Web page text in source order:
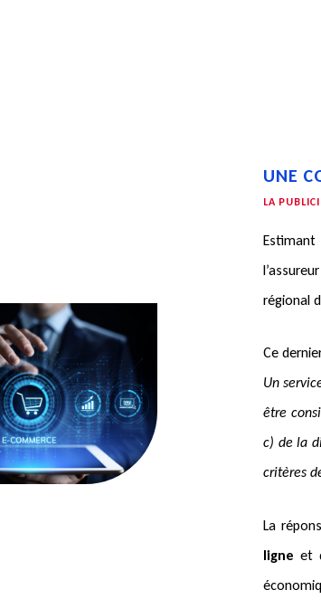
UNE
LA
régional
Ce
Un
être
c) de la
critères
La
ligne et